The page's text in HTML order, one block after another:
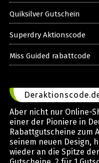
Quiksilver Gutschein
Superdry Aktionscode
Miss Guided rabattcode
Aber nicht nur Online-
einer der Pioniere in
Rabattgutscheine zum
seinem neuen Design,
wieder an die Spitze